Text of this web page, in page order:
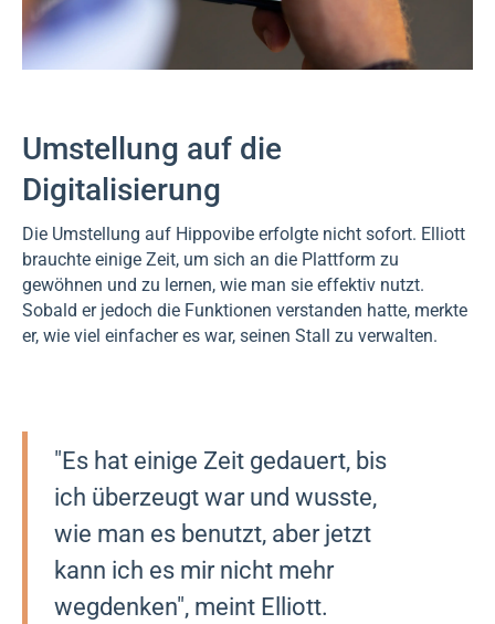
Umstellung auf die
Digitalisierung
Die Umstellung auf Hippovibe erfolgte nicht sofort. Elliott
brauchte einige Zeit, um sich an die Plattform zu
gewöhnen und zu lernen, wie man sie effektiv nutzt.
Sobald er jedoch die Funktionen verstanden hatte, merkte
er, wie viel einfacher es war, seinen Stall zu verwalten.
"Es hat einige Zeit gedauert, bis
ich überzeugt war und wusste,
wie man es benutzt, aber jetzt
kann ich es mir nicht mehr
wegdenken", meint Elliott.